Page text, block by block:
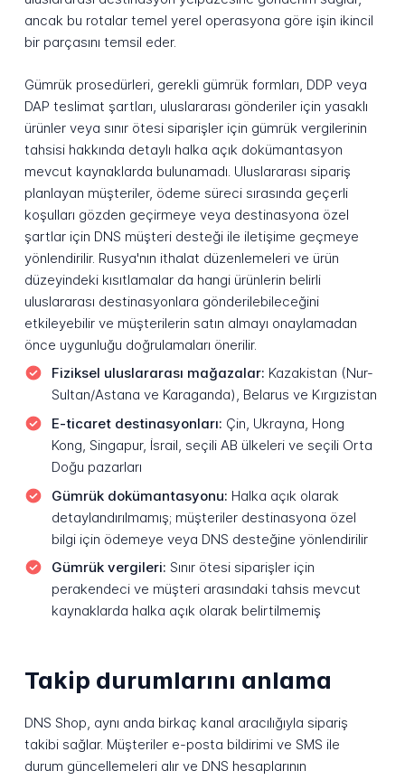
ancak bu rotalar temel yerel operasyona göre işin ikincil
bir parçasını temsil eder.
Gümrük prosedürleri, gerekli gümrük formları, DDP veya
DAP teslimat şartları, uluslararası gönderiler için yasaklı
ürünler veya sınır ötesi siparişler için gümrük vergilerinin
tahsisi hakkında detaylı halka açık dokümantasyon
mevcut kaynaklarda bulunamadı. Uluslararası sipariş
planlayan müşteriler, ödeme süreci sırasında geçerli
koşulları gözden geçirmeye veya destinasyona özel
şartlar için DNS müşteri desteği ile iletişime geçmeye
yönlendirilir. Rusya'nın ithalat düzenlemeleri ve ürün
düzeyindeki kısıtlamalar da hangi ürünlerin belirli
uluslararası destinasyonlara gönderilebileceğini
etkileyebilir ve müşterilerin satın almayı onaylamadan
önce uygunluğu doğrulamaları önerilir.
Fiziksel uluslararası mağazalar: Kazakistan (Nur-
Sultan/Astana ve Karaganda), Belarus ve Kırgızistan
E-ticaret destinasyonları: Çin, Ukrayna, Hong
Kong, Singapur, İsrail, seçili AB ülkeleri ve seçili Orta
Doğu pazarları
Gümrük dokümantasyonu: Halka açık olarak
detaylandırılmamış; müşteriler destinasyona özel
bilgi için ödemeye veya DNS desteğine yönlendirilir
Gümrük vergileri: Sınır ötesi siparişler için
perakendeci ve müşteri arasındaki tahsis mevcut
kaynaklarda halka açık olarak belirtilmemiş
Takip durumlarını anlama
DNS Shop, aynı anda birkaç kanal aracılığıyla sipariş
takibi sağlar. Müşteriler e-posta bildirimi ve SMS ile
durum güncellemeleri alır ve DNS hesaplarının